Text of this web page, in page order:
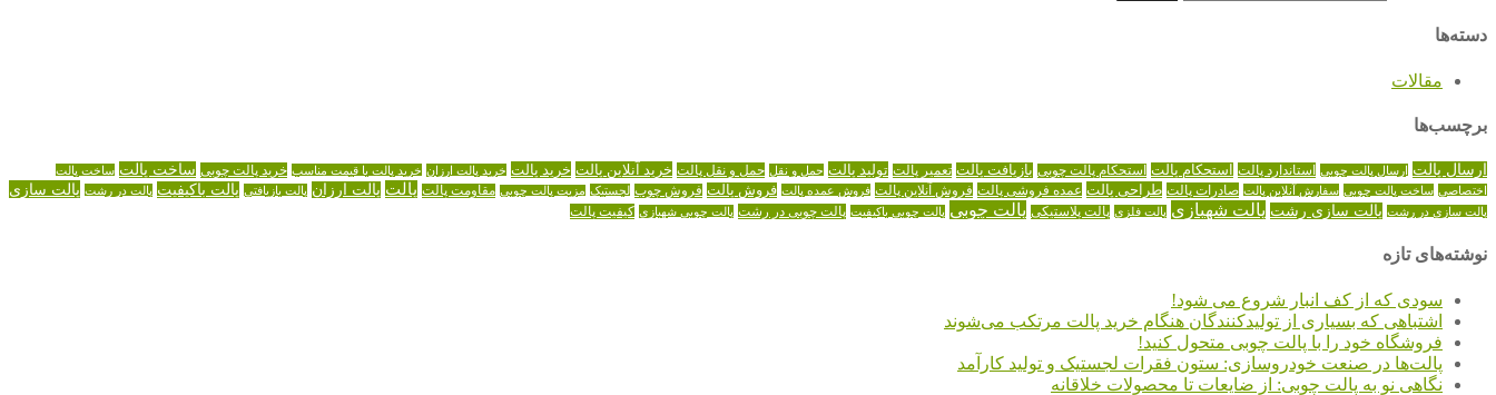
دسته‌ها
مقالات
برچسب‌ها
ارسال پالت ارسال پالت چوبی استاندارد پالت استحکام پالت استحکام پالت چوبی بازیافت پالت تعمیر پالت تولید پالت حمل و نقل حمل و نقل پالت خرید آنلاین پالت خرید پالت خرید پالت ارزان خرید پالت با قیمت مناسب خرید پالت چوبی ساخت پالت ساخت پالت
اختصاصی ساخت پالت چوبی سفارش آنلاین پالت صادرات پالت طراحی پالت عمده فروشی پالت فروش آنلاین پالت فروش عمده پالت فروش پالت فروش چوب لجستیک مزیت پالت چوبی مقاومت پالت پالت پالت ارزان پالت بازیافتی پالت باکیفیت پالت در رشت پالت سازی
پالت سازی در رشت پالت سازی رشت پالت شهبازی پالت فلزی پالت پلاستیکی پالت چوبی پالت چوبی باکیفیت پالت چوبی در رشت پالت چوبی شهبازی کیفیت پالت
نوشته‌های تازه
سودی که از کف انبار شروع می شود!
اشتباهی که بسیاری از تولیدکنندگان هنگام خرید پالت مرتکب می‌شوند
فروشگاه خود را با پالت چوبی متحول کنید!
پالت‌ها در صنعت خودروسازی: ستون فقرات لجستیک و تولید کارآمد
نگاهی نو به پالت چوبی: از ضایعات تا محصولات خلاقانه